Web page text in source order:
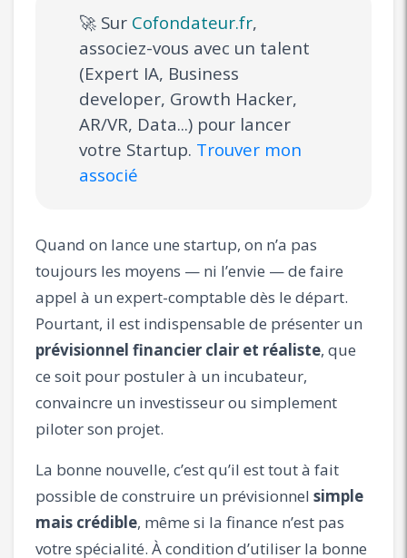
🚀 Sur Cofondateur.fr,
associez-vous avec un talent
(Expert IA, Business
developer, Growth Hacker,
AR/VR, Data...) pour lancer
votre Startup. Trouver mon
associé
Quand on lance une startup, on n’a pas
toujours les moyens — ni l’envie — de faire
appel à un expert-comptable dès le départ.
Pourtant, il est indispensable de présenter un
prévisionnel financier clair et réaliste, que
ce soit pour postuler à un incubateur,
convaincre un investisseur ou simplement
piloter son projet.
La bonne nouvelle, c’est qu’il est tout à fait
possible de construire un prévisionnel simple
mais crédible, même si la finance n’est pas
votre spécialité. À condition d’utiliser la bonne